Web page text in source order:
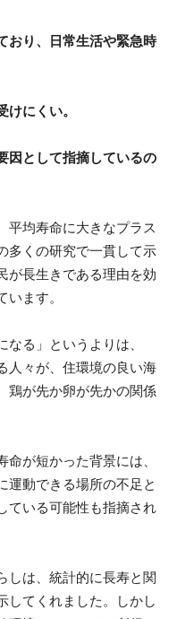
おり、日常生活や緊急時
にくい。
因として指摘しているの
平均寿命に大きなプラス
多くの研究で一貫して示
が長生きである理由を効
ます。
る」というよりは、
人々が、住環境の良い海
鶏が先か卵が先かの関係
が短かった背景には、
運動できる場所の不足と
ている可能性も指摘され
しは、統計的に長寿と関
してくれました。しかし